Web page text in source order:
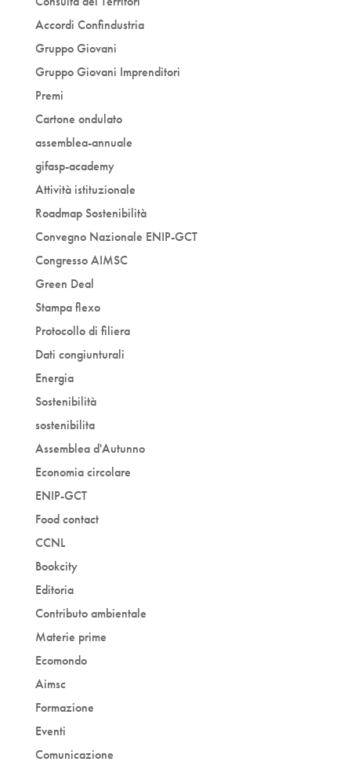
Accordi Confindustria
Gruppo Giovani
Gruppo Giovani Imprenditori
Premi
Cartone ondulato
assemblea-annuale
gifasp-academy
Attività istituzionale
Roadmap Sostenibilità
Convegno Nazionale ENIP-GCT
Congresso AIMSC
Green Deal
Stampa flexo
Protocollo di filiera
Dati congiunturali
Energia
Sostenibilità
sostenibilita
Assemblea d'Autunno
Economia circolare
ENIP-GCT
Food contact
CCNL
Bookcity
Editoria
Contributo ambientale
Materie prime
Ecomondo
Aimsc
Formazione
Eventi
Comunicazione